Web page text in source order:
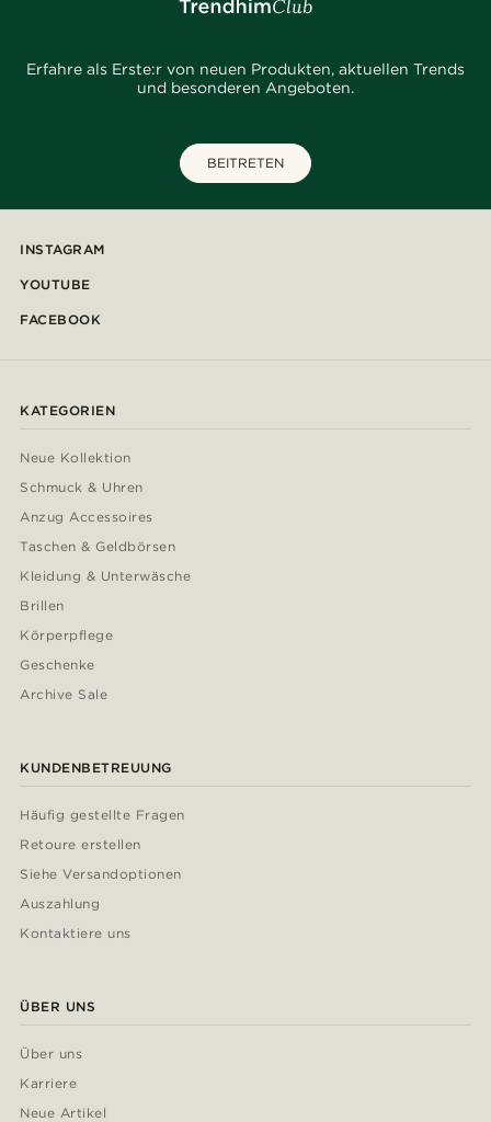
Erfahre als Erste:r von neuen Produkten, aktuellen Trends
und besonderen Angeboten.
BEITRETEN
INSTAGRAM
YOUTUBE
FACEBOOK
KATEGORIEN
Neue Kollektion
Schmuck & Uhren
Anzug Accessoires
Taschen & Geldbörsen
Kleidung & Unterwäsche
Brillen
Körperpflege
Geschenke
Archive Sale
KUNDENBETREUUNG
Häufig gestellte Fragen
Retoure erstellen
Siehe Versandoptionen
Auszahlung
Kontaktiere uns
ÜBER UNS
Über uns
Karriere
Neue Artikel